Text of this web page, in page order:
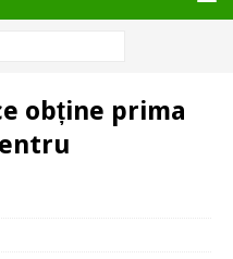
obține prima